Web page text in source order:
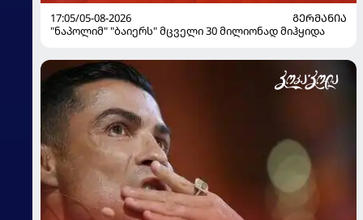
17:05/05-08-2026
ᲒᲔᲠᲛᲐᲜᲘᲐ
"ნაპოლიმ" "ბაიერს" მცველი 30 მილიონად მიჰყიდა